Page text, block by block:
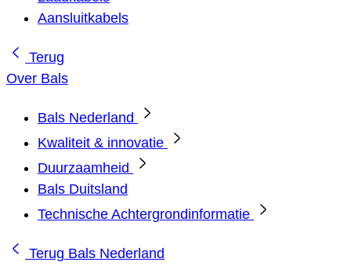
Aansluitkabels
Terug
Over Bals
Bals Nederland
Kwaliteit & innovatie
Duurzaamheid
Bals Duitsland
Technische Achtergrondinformatie
Terug Bals Nederland